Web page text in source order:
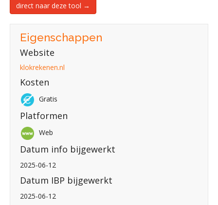
direct naar deze tool →
Eigenschappen
Website
klokrekenen.nl
Kosten
Gratis
Platformen
Web
Datum info bijgewerkt
2025-06-12
Datum IBP bijgewerkt
2025-06-12